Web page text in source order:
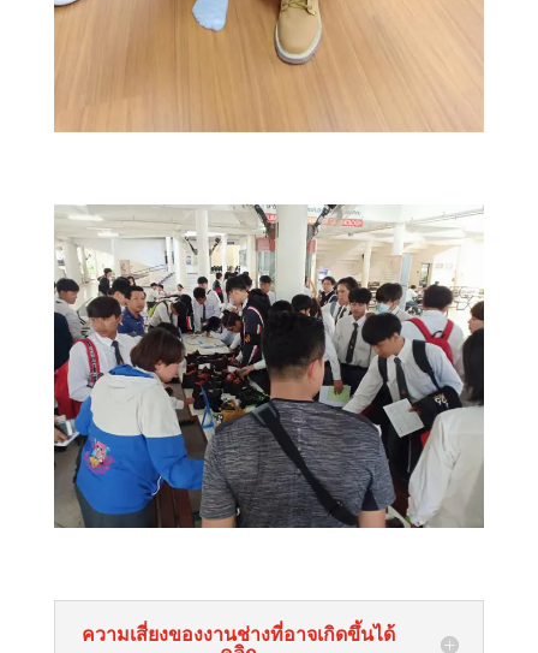
ความเสี่ยงของงานช่างที่อาจเกิดขึ้นได้